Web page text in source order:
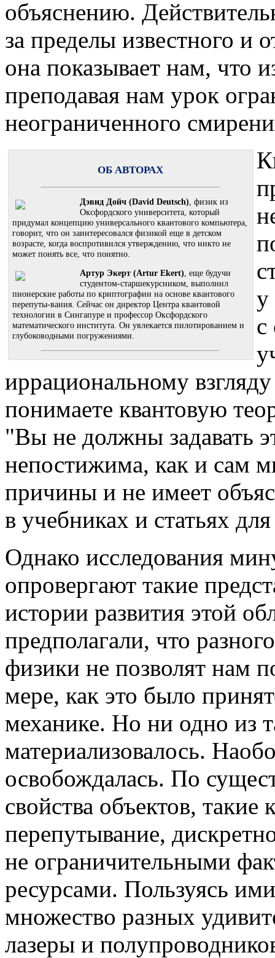
объяснению.
за пределы известного и
она показывает нам, что
преподавая нам урок
неограниченного
ОБ АВТОРАХ
Дэвид Дойч (David Deutsch) , физик из
Оксфордского университета, который
придумал концепцию универсального квантового компьютера,
говорит, что он заинтересовался физикой еще в детском
возрасте, когда воспротивился утверждению, что никто не
может понять все, что понятно.
Артур Экерт (Artur Ekert), еще будучи
студентом-старшекурсником, выполнил
пионерские работы по криптографии на основе квантового
перепуты-вания. Сейчас он директор Центра квантовой
технологии в Сингапуре и профессор Оксфордского
математического института. Он увлекается пилотированием и
глубоководными погружениями.
у
с
иррациональному
понимаете квантовую
"Вы не должны задавать
непостижима, как и сам
причины и не имеет
в учебниках и статьях
Однако исследования
опровергают такие
истории развития этой
предполагали, что
физики не позволят нам
мере, как это было
механике. Но ни одно из
материализовалось.
освобождалась. По
свойства объектов, такие
перепутывание,
не ограничительными
ресурсами. Пользуясь
множество разных
лазеры и